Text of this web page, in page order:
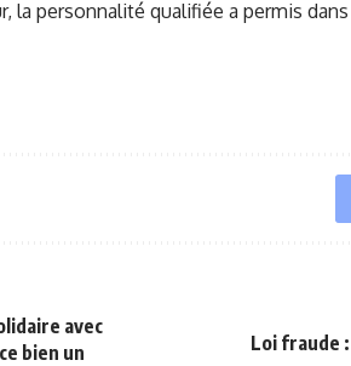
la personnalité qualifiée a permis
avec
bien un
Loi fraude